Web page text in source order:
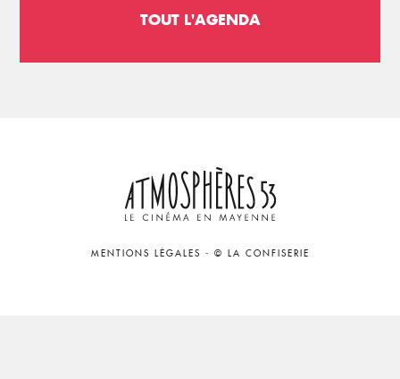
TOUT L'AGENDA
MENTIONS LÉGALES - © LA CONFISERIE